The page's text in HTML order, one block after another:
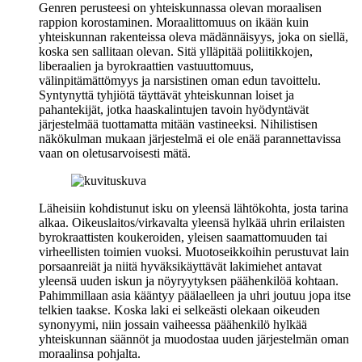
Genren perusteesi on yhteiskunnassa olevan moraalisen
rappion korostaminen. Moraalittomuus on ikään kuin
yhteiskunnan rakenteissa oleva mädännäisyys, joka on siellä,
koska sen sallitaan olevan. Sitä ylläpitää poliitikkojen,
liberaalien ja byrokraattien vastuuttomuus,
välinpitämättömyys ja narsistinen oman edun tavoittelu.
Syntynyttä tyhjiötä täyttävät yhteiskunnan loiset ja
pahantekijät, jotka haaskalintujen tavoin hyödyntävät
järjestelmää tuottamatta mitään vastineeksi. Nihilistisen
näkökulman mukaan järjestelmä ei ole enää parannettavissa
vaan on oletusarvoisesti mätä.
Läheisiin kohdistunut isku on yleensä lähtökohta, josta tarina
alkaa. Oikeuslaitos/virkavalta yleensä hylkää uhrin erilaisten
byrokraattisten koukeroiden, yleisen saamattomuuden tai
virheellisten toimien vuoksi. Muotoseikkoihin perustuvat lain
porsaanreiät ja niitä hyväksikäyttävät lakimiehet antavat
yleensä uuden iskun ja nöyryytyksen päähenkilöä kohtaan.
Pahimmillaan asia kääntyy päälaelleen ja uhri joutuu jopa itse
telkien taakse. Koska laki ei selkeästi olekaan oikeuden
synonyymi, niin jossain vaiheessa päähenkilö hylkää
yhteiskunnan säännöt ja muodostaa uuden järjestelmän oman
moraalinsa pohjalta.